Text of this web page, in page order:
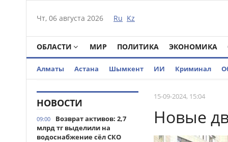
Чт, 06 августа 2026 Ru Kz
ОБЛАСТИ МИР ПОЛИТИКА ЭКОНОМИКА
Алматы Астана Шымкент ИИ Криминал
НОВОСТИ
09:00
Возврат активов: 2,7
млрд тг выделили на
водоснабжение сёл СКО
15-09-2024, 15:04
Новые